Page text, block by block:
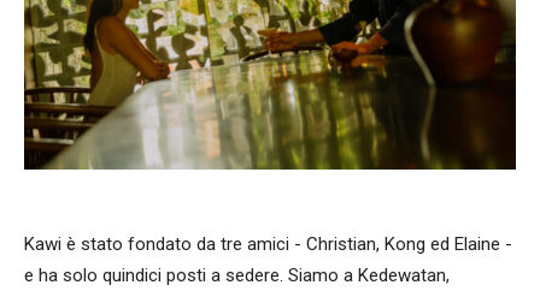
Kawi è stato fondato da tre amici - Christian, Kong ed Elaine -
e ha solo quindici posti a sedere. Siamo a Kedewatan,